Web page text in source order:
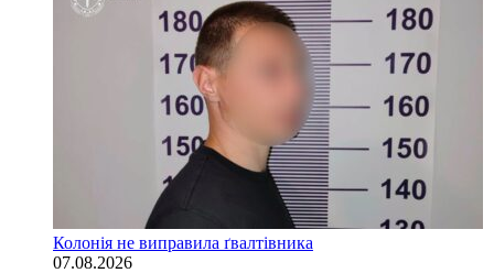
Колонія не виправила ґвалтівника
07.08.2026